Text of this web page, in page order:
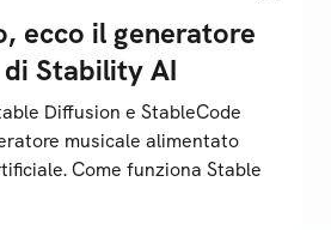
ecco il generatore
Stability AI
Diffusion e StableCode
musicale alimentato
Come funziona Stable